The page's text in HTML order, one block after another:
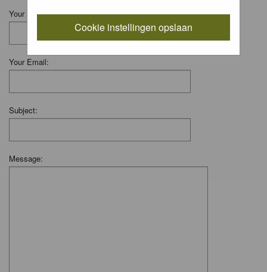
Cookie instellingen opslaan
Your Name:
Your Email:
Subject:
Message: